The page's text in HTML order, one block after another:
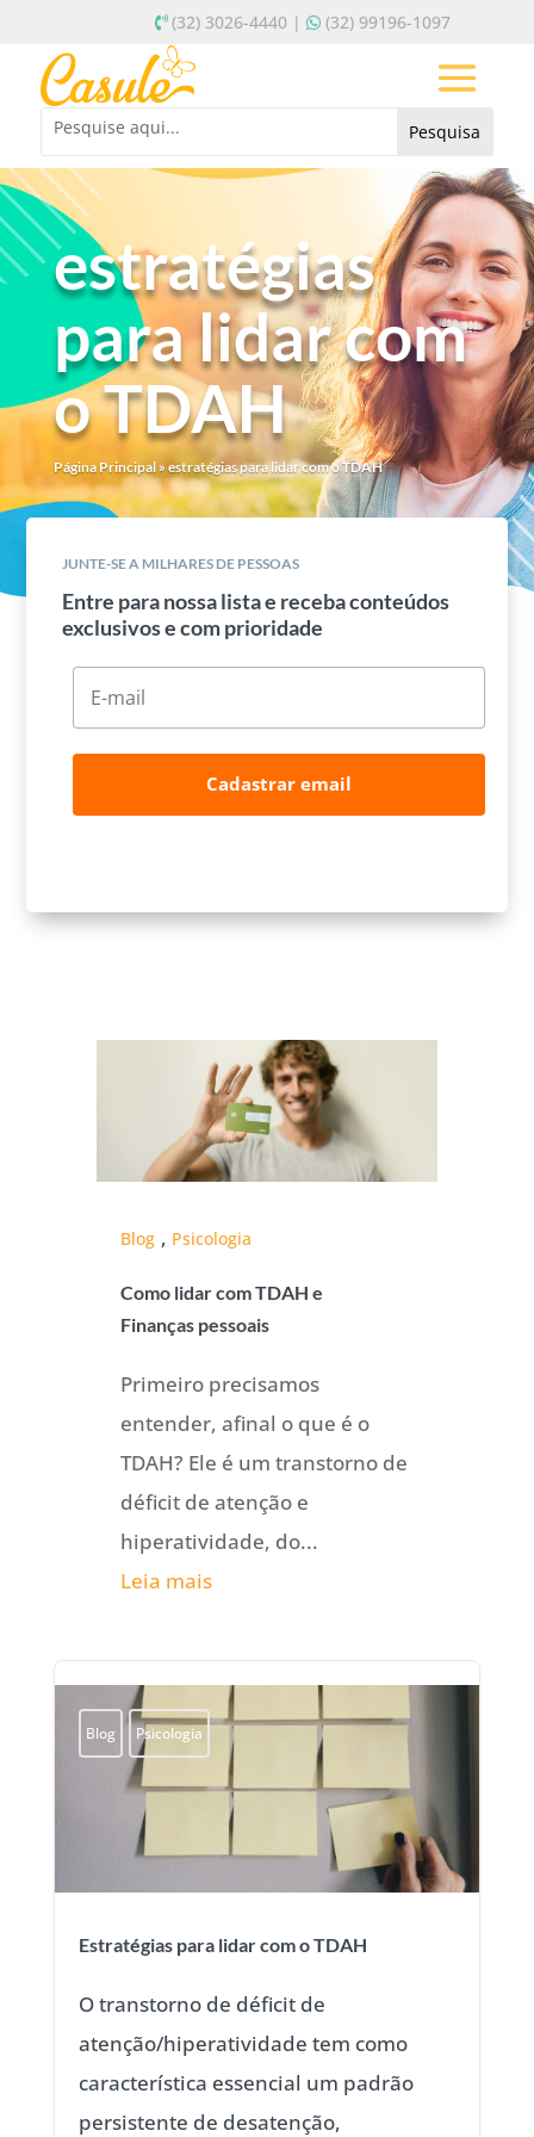
(32) 3026-4440 | (32) 99196-1097
estratégias
para lidar com
o TDAH
Página Principal» estratégias para lidar com o TDAH
JUNTE-SE A MILHARES DE PESSOAS
Entre para nossa lista e receba conteúdos
exclusivos e com prioridade
Cadastrar email
Blog , Psicologia
Como lidar com TDAH e
Finanças pessoais
Primeiro precisamos
entender, afinal o que é o
TDAH? Ele é um transtorno de
déficit de atenção e
hiperatividade, do...
Leia mais
Blog Psicologia
Estratégias para lidar com o TDAH
O transtorno de déficit de
atenção/hiperatividade tem como
característica essencial um padrão
persistente de desatenção,